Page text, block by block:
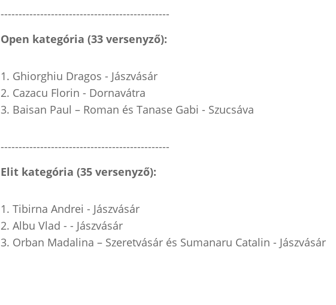
-----------------------------------------------
Open kategória (33 versenyző):
Ghiorghiu Dragos - Jászvásár
Cazacu Florin - Dornavátra
Baisan Paul – Roman és Tanase Gabi - Szucsáva
-----------------------------------------------
Elit kategória (35 versenyző):
Tibirna Andrei - Jászvásár
Albu Vlad - - Jászvásár
Orban Madalina – Szeretvásár és Sumanaru Catalin - Jászvásár